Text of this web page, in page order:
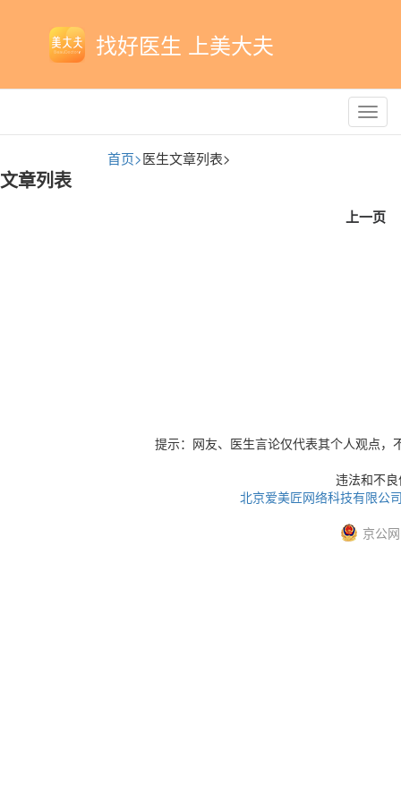
找好医生 上美大夫
首页>医生文章列表>
文章列表
上一页
提示：网友、医生言论仅代表其个人观点
违法和不
北京爱美匠网络科技有限公
京公